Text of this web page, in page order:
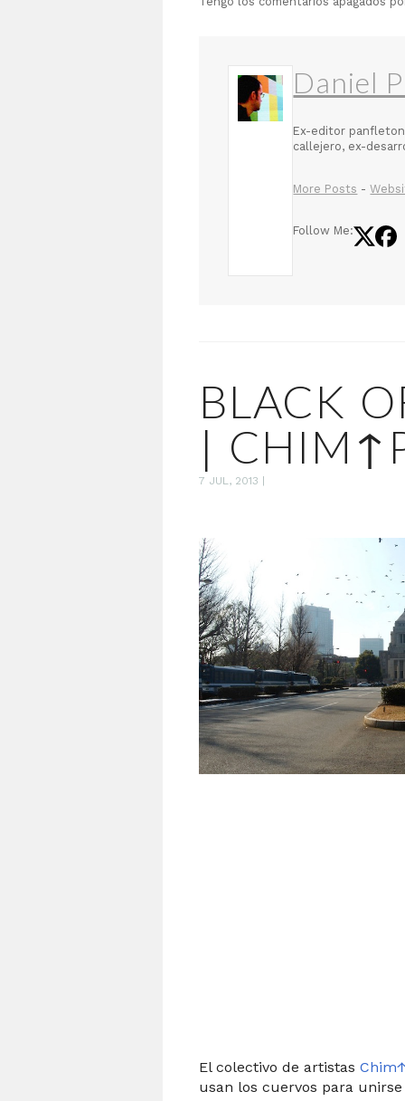
Daniel
Ex-editor
callejero, ex-
More Posts -
Follow Me:
BLACK
|
7 JUL, 2013
El colectivo de artistas
usan los cuervos para